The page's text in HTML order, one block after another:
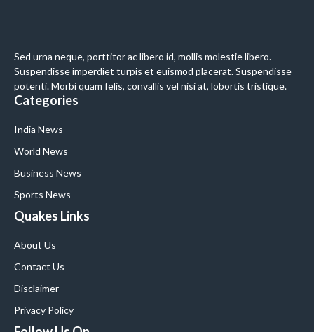
Sed urna neque, porttitor ac libero id, mollis molestie libero.
Suspendisse imperdiet turpis et euismod placerat. Suspendisse
potenti. Morbi quam felis, convallis vel nisi at, lobortis tristique.
Categories
India News
World News
Business News
Sports News
Quakes Links
About Us
Contact Us
Disclaimer
Privacy Policy